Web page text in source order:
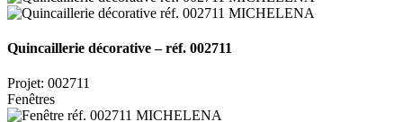
Quincaillerie décorative – réf. 002711
Projet: 002711
Fenêtres